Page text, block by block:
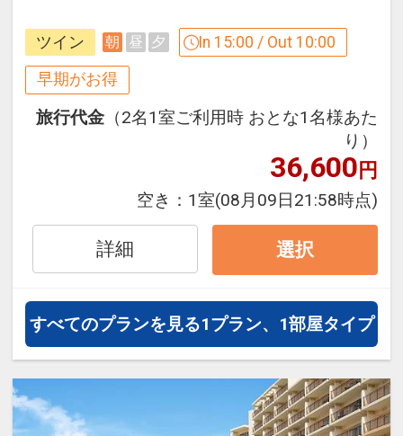
●ビジネスに観光といった幅広いニーズ
に対応出来ます。
早めのお申し込みがお得！【早３０】
早期予約限定！３０日前までのご予約が
※本プランは３０日前までの予約受付で
す。２９日前以降の人数変更、おとな・
こどもの内訳変更はできません。
食事のご案内
なる場合がございます。
設定期間：2026年4月1日～2026年11月
30日
ツイン 朝 昼 夕 In 15:00 / Out 10:00
早期がお得
旅行代金 （2名1室ご利用時 おとな1名様あた
り）
36,600円
空き： 1室(08月09日21:58時点)
詳細 選択
すべてのプランを見る1プラン、1部屋タイプ